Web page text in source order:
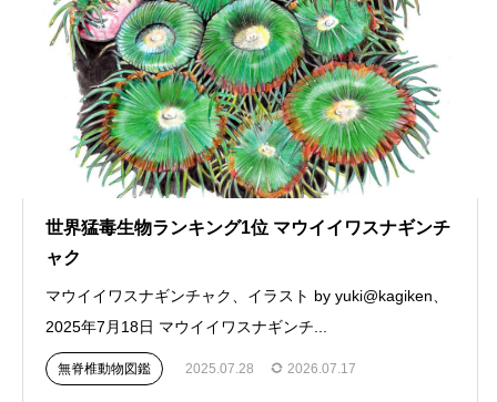
世界猛毒生物ランキング1位 マウイイワスナギンチ
ャク
マウイイワスナギンチャク、イラスト by yuki@kagiken、
2025年7月18日 マウイイワスナギンチ...
無脊椎動物図鑑 2025.07.28 2026.07.17